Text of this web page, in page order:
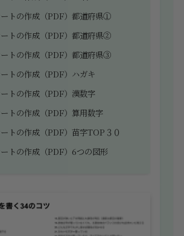
トの作成（PDF）都道府県①
トの作成（PDF）都道府県②
トの作成（PDF）都道府県③
トの作成（PDF）ハガキ
トの作成（PDF）漢数字
トの作成（PDF）算用数字
トの作成（PDF）苗字TOP３０
トの作成（PDF）6つの図形